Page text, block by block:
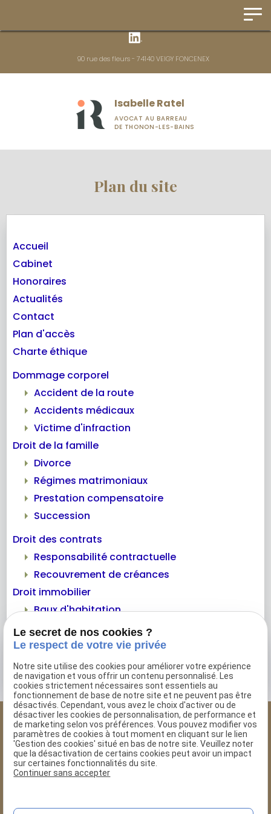
90 rue des fleurs - 74140 VEIGY FONCENEX
Isabelle Ratel
AVOCAT AU BARREAU
DE THONON-LES-BAINS
mail
Plan du site
Accueil
Cabinet
Honoraires
Actualités
Contact
Plan d'accès
Charte éthique
Dommage corporel
Accident de la route
Accidents médicaux
Victime d'infraction
Droit de la famille
Divorce
Régimes matrimoniaux
Prestation compensatoire
Succession
Droit des contrats
Responsabilité contractuelle
Recouvrement de créances
Droit immobilier
Baux d'habitation
Contentieux de la construction
Mentions légales
Isabelle Ratel
AVOCAT AU BARREAU
DE THONON-LES-BAINS
Le secret de nos cookies ?
Le respect de votre vie privée
Notre site utilise des cookies pour améliorer votre expérience
de navigation et vous offrir un contenu personnalisé. Les
cookies strictement nécessaires sont essentiels au
fonctionnement de base de notre site et ne peuvent pas être
désactivés. Cependant, vous avez le choix d'activer ou de
désactiver les cookies de personnalisation, de performance et
de marketing selon vos préférences. Vous pouvez modifier vos
paramètres de cookies à tout moment en cliquant sur le lien
'Gestion des cookies' situé en bas de notre site. Veuillez noter
que la désactivation de certains cookies peut avoir un impact
sur certaines fonctionnalités du site.
Continuer sans accepter